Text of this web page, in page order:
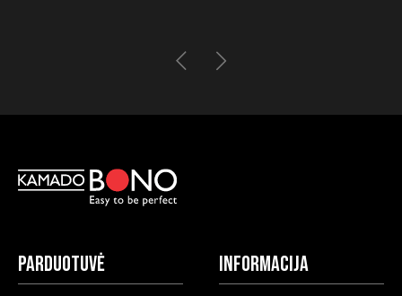
Parduotuvė Informacija